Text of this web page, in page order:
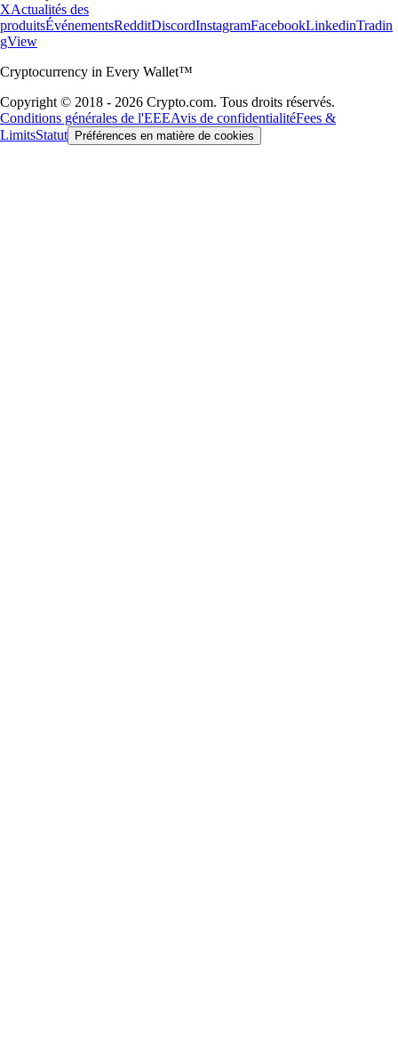
XActualités des
produitsÉvénementsRedditDiscordInstagramFacebookLinkedinTradin
gView
Cryptocurrency in Every Wallet™
Copyright © 2018 - 2026 Crypto.com. Tous droits réservés.
Conditions générales de l'EEEAvis de confidentialitéFees &
LimitsStatut Préférences en matière de cookies